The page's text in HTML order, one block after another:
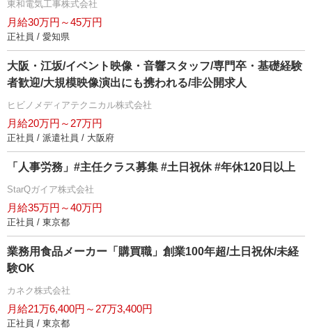
東和電気工事株式会社
月給30万円～45万円
正社員 / 愛知県
大阪・江坂/イベント映像・音響スタッフ/専門卒・基礎経験
者歓迎/大規模映像演出にも携われる/非公開求人
ヒビノメディアテクニカル株式会社
月給20万円～27万円
正社員 / 派遣社員 / 大阪府
「人事労務」#主任クラス募集 #土日祝休 #年休120日以上
StarQガイア株式会社
月給35万円～40万円
正社員 / 東京都
業務用食品メーカー「購買職」創業100年超/土日祝休/未経
験OK
カネク株式会社
月給21万6,400円～27万3,400円
正社員 / 東京都